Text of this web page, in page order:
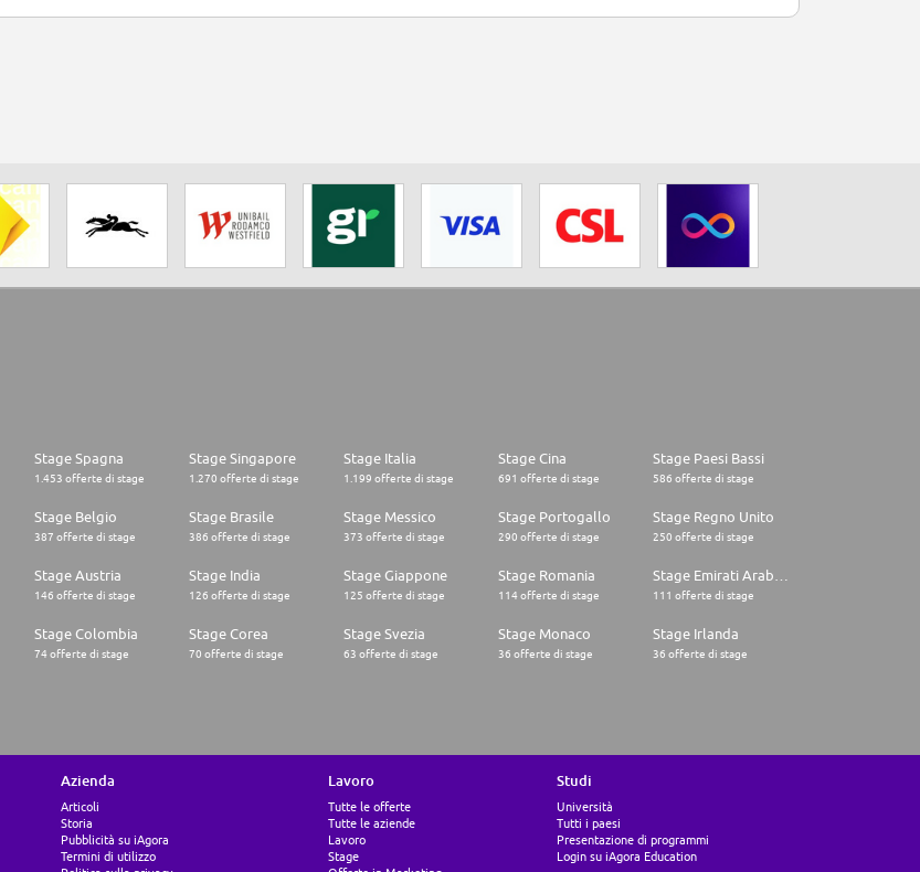
Stage Spagna
1.453 offerte di stage
Stage Singapore
1.270 offerte di stage
Stage Italia
1.199 offerte di stage
Stage Cina
691 offerte di stage
Stage Paesi Bassi
586 offerte di stage
Stage Belgio
387 offerte di stage
Stage Brasile
386 offerte di stage
Stage Messico
373 offerte di stage
Stage Portogallo
290 offerte di stage
Stage Regno Unito
250 offerte di stage
Stage Austria
146 offerte di stage
Stage India
126 offerte di stage
Stage Giappone
125 offerte di stage
Stage Romania
114 offerte di stage 111 offerte di stage
Stage Colombia
74 offerte di stage
Stage Corea
70 offerte di stage
Stage Svezia
63 offerte di stage
Stage Monaco
36 offerte di stage
Stage Irlanda
36 offerte di stage
Azienda
Articoli
Storia
Pubblicità su iAgora
Termini di utilizzo
Lavoro
Tutte le offerte
Tutte le aziende
Lavoro
Stage
Studi
Università
Tutti i paesi
Presentazione di programmi
Login su iAgora Education